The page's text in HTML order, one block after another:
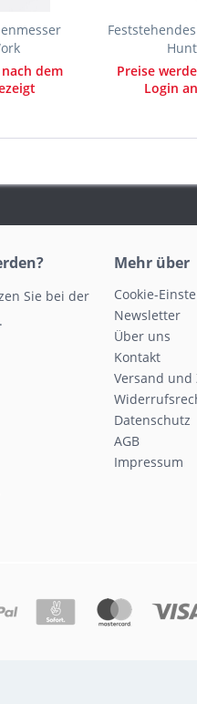
dem
Preise
Login
Sie bei der
Mehr über
Cookie-
Newsletter
Über uns
Kontakt
Versand
Datenschutz
AGB
Impressum